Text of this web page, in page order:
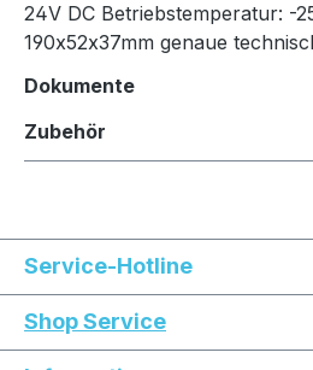
24V DC Betriebstemperatur: -
190x52x37mm genaue
Dokumente
Zubehör
Service-Hotline
Shop Service